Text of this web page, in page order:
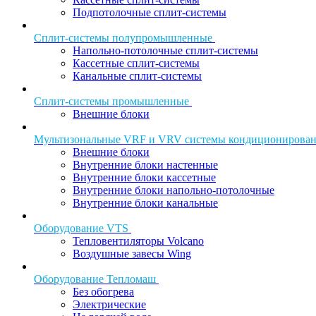
Подпотолочные сплит-системы
Сплит-системы полупромышленные
Напольно-потолочные сплит-системы
Кассетные сплит-системы
Канальные сплит-системы
Сплит-системы промышленные
Внешние блоки
Мультизональные VRF и VRV системы
Внешние блоки
Внутренние блоки настенные
Внутренние блоки кассетные
Внутренние блоки напольно-потолочные
Внутренние блоки канальные
Оборудование VTS
Тепловентиляторы Volcano
Воздушные завесы Wing
Оборудование Тепломаш
Без обогрева
Электрические